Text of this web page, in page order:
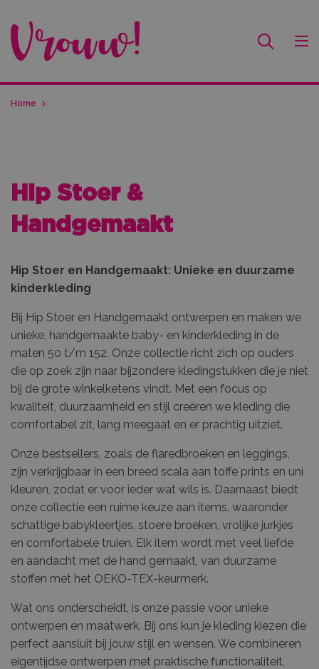
Home
Hip Stoer &
Handgemaakt
Hip Stoer en Handgemaakt: Unieke en duurzame
kinderkleding
Bij Hip Stoer en Handgemaakt ontwerpen en maken we
unieke, handgemaakte baby- en kinderkleding in de
maten 50 t/m 152. Onze collectie richt zich op ouders
die op zoek zijn naar bijzondere kledingstukken die je niet
bij de grote winkelketens vindt. Met een focus op
kwaliteit, duurzaamheid en stijl creëren we kleding die
comfortabel zit, lang meegaat en er prachtig uitziet.
Onze bestsellers, zoals de flaredbroeken en leggings,
zijn verkrijgbaar in een breed scala aan toffe prints en uni
kleuren, zodat er voor ieder wat wils is. Daarnaast biedt
onze collectie een ruime keuze aan items, waaronder
schattige babykleertjes, stoere broeken, vrolijke jurkjes
en comfortabele truien. Elk item wordt met veel liefde
en aandacht met de hand gemaakt, van duurzame
stoffen met het OEKO-TEX-keurmerk.
Wat ons onderscheidt, is onze passie voor unieke
ontwerpen en maatwerk. Bij ons kun je kleding kiezen die
perfect aansluit bij jouw stijl en wensen. We combineren
eigentijdse ontwerpen met praktische functionaliteit,